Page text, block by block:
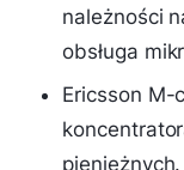
należności
obsługa
Ericsson M-